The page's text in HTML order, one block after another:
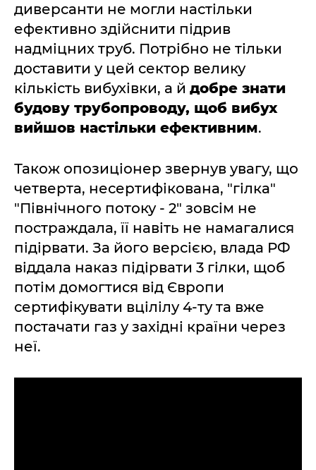
диверсанти не могли настільки
ефективно здійснити підрив
надміцних труб. Потрібно не тільки
доставити у цей сектор велику
кількість вибухівки, а й добре знати
будову трубопроводу, щоб вибух
вийшов настільки ефективним.
Також опозиціонер звернув увагу, що
четверта, несертифікована, "гілка"
"Північного потоку - 2" зовсім не
постраждала, її навіть не намагалися
підірвати. За його версією, влада РФ
віддала наказ підірвати 3 гілки, щоб
потім домогтися від Європи
сертифікувати вцілілу 4-ту та вже
постачати газ у західні країни через
неї.